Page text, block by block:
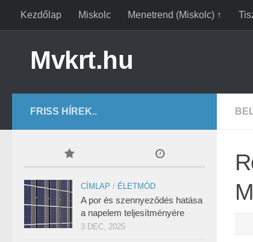
Kezdőlap Miskolc Menetrend (Miskolc) ↑
Mvkrt.hu
FRISS HÍREK..
CÍMLAP / ÉLETMÓD
A por és szennyeződés hatása
a napelem teljesítményére
3 DEC, 2025